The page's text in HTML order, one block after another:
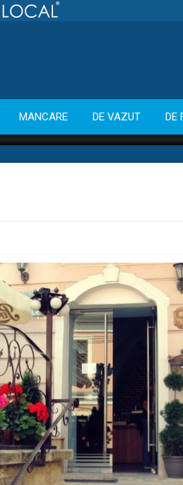
MANCARE DE VAZUT DE